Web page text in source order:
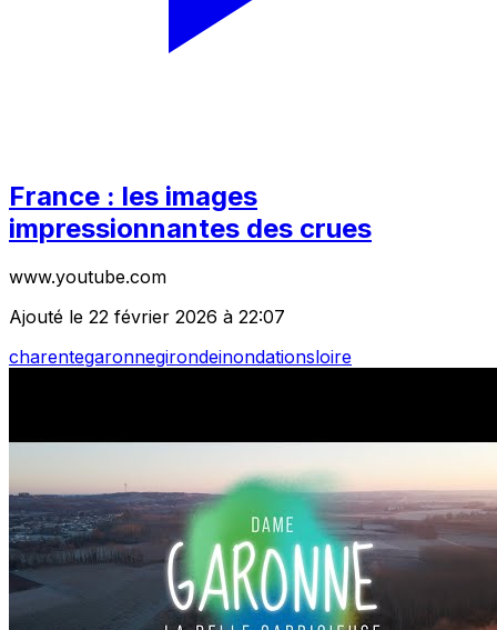
France : les images
impressionnantes des crues
www.youtube.com
Ajouté le 22 février 2026 à 22:07
charentegaronnegirondeinondationsloire